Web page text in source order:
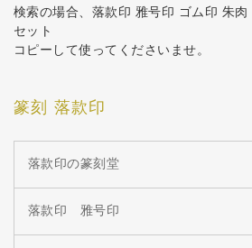
検索の場合、落款印 雅号印 ゴム印 朱
セット
コピーして使ってくださいませ。
篆刻 落款印
落款印の篆刻堂
落款印 雅号印